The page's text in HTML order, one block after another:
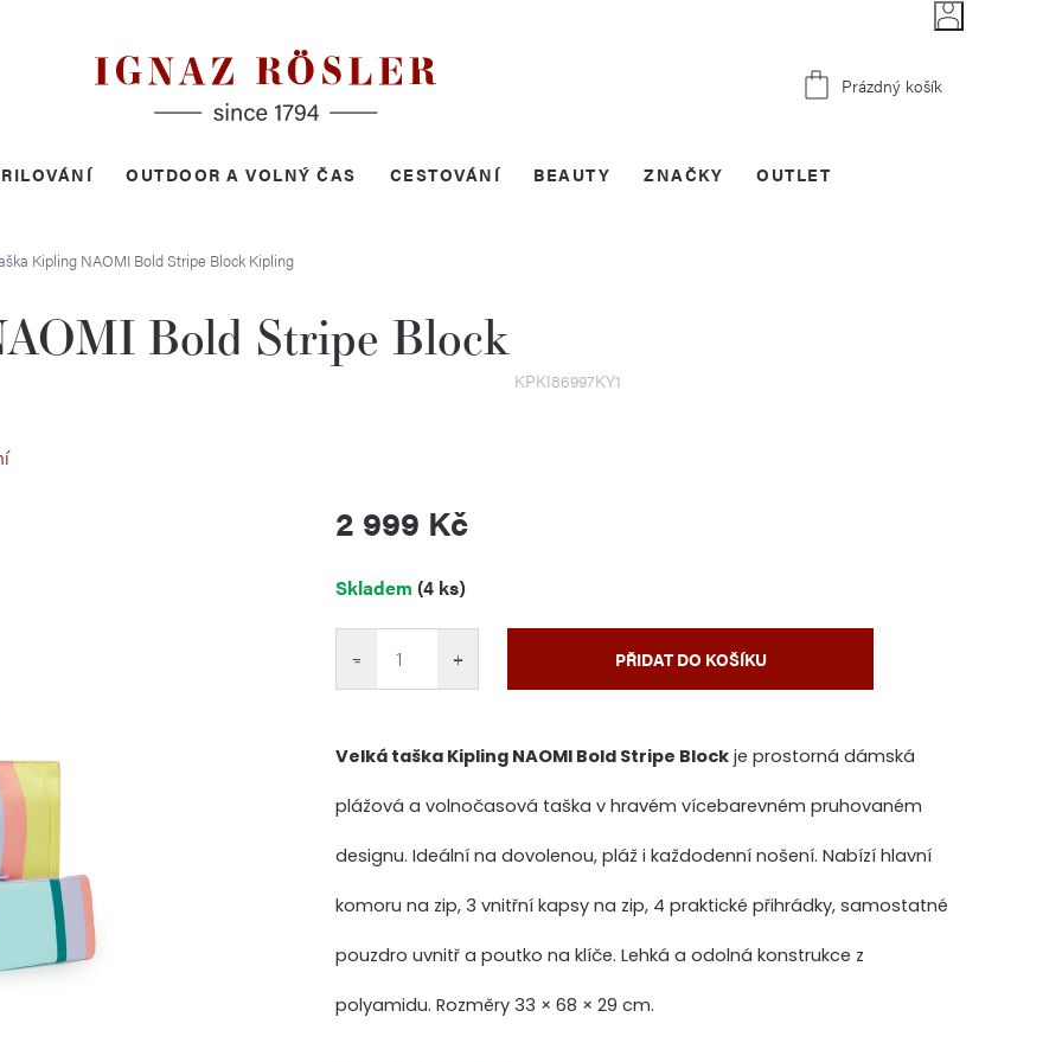
Nákupní
Prázdný košík
OUTDOOR A VOLNÝ ČAS CESTOVÁNÍ BEAUTY OUTLET
ZNAČKY
Kipling NAOMI Bold Stripe Block Kipling
Bold Stripe Block
KPKI86997KY1
2 999 Kč
cena:
Skladem (4 ks)
+
− PŘIDAT DO KOŠÍKU
Velká taška Kipling NAOMI Bold Stripe Block je prostorná dámská
plážová a volnočasová taška v hravém vícebarevném pruhovaném
designu. Ideální na dovolenou, pláž i každodenní nošení. Nabízí hlavní
komoru na zip, 3 vnitřní kapsy na zip, 4 praktické přihrádky, samostatné
pouzdro uvnitř a poutko na klíče. Lehká a odolná konstrukce z
polyamidu. Rozměry 33 × 68 × 29 cm.